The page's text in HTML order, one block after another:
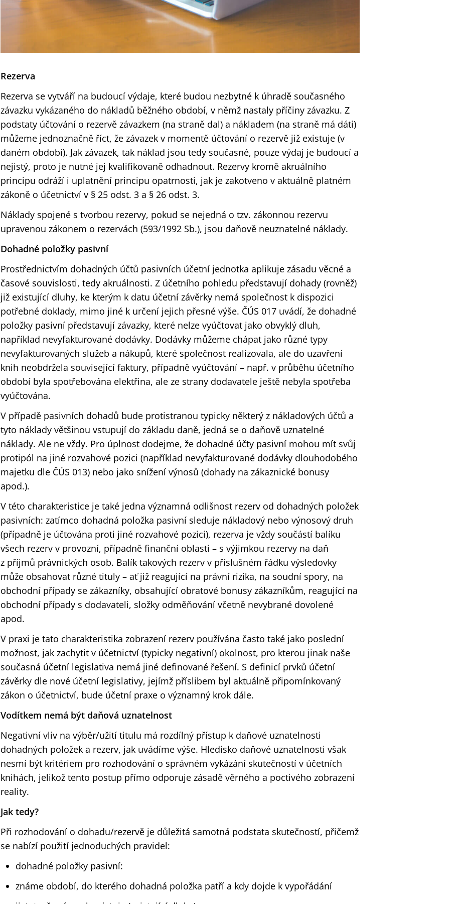
Rezerva
Rezerva se vytváří na budoucí výdaje, které budou nezbytné k úhradě současného
závazku vykázaného do nákladů běžného období, v němž nastaly příčiny závazku. Z
podstaty účtování o rezervě závazkem (na straně dal) a nákladem (na straně má dáti)
můžeme jednoznačně říct, že závazek v momentě účtování o rezervě již existuje (v
daném období). Jak závazek, tak náklad jsou tedy současné, pouze výdaj je budoucí a
nejistý, proto je nutné jej kvalifikovaně odhadnout. Rezervy kromě akruálního
principu odráží i uplatnění principu opatrnosti, jak je zakotveno v aktuálně platném
zákoně o účetnictví v § 25 odst. 3 a § 26 odst. 3.
Náklady spojené s tvorbou rezervy, pokud se nejedná o tzv. zákonnou rezervu
upravenou zákonem o rezervách (593/1992 Sb.), jsou daňově neuznatelné náklady.
Dohadné položky pasivní
Prostřednictvím dohadných účtů pasivních účetní jednotka aplikuje zásadu věcné a
časové souvislosti, tedy akruálnosti. Z účetního pohledu představují dohady (rovněž)
již existující dluhy, ke kterým k datu účetní závěrky nemá společnost k dispozici
potřebné doklady, mimo jiné k určení jejich přesné výše. ČÚS 017 uvádí, že dohadné
položky pasivní představují závazky, které nelze vyúčtovat jako obvyklý dluh,
například nevyfakturované dodávky. Dodávky můžeme chápat jako různé typy
nevyfakturovaných služeb a nákupů, které společnost realizovala, ale do uzavření
knih neobdržela související faktury, případně vyúčtování – např. v průběhu účetního
období byla spotřebována elektřina, ale ze strany dodavatele ještě nebyla spotřeba
vyúčtována.
V případě pasivních dohadů bude protistranou typicky některý z nákladových účtů a
tyto náklady většinou vstupují do základu daně, jedná se o daňově uznatelné
náklady. Ale ne vždy. Pro úplnost dodejme, že dohadné účty pasivní mohou mít svůj
protipól na jiné rozvahové pozici (například nevyfakturované dodávky dlouhodobého
majetku dle ČÚS 013) nebo jako snížení výnosů (dohady na zákaznické bonusy
apod.).
V této charakteristice je také jedna významná odlišnost rezerv od dohadných položek
pasivních: zatímco dohadná položka pasivní sleduje nákladový nebo výnosový druh
(případně je účtována proti jiné rozvahové pozici), rezerva je vždy součástí balíku
všech rezerv v provozní, případně finanční oblasti – s výjimkou rezervy na daň
z příjmů právnických osob. Balík takových rezerv v příslušném řádku výsledovky
může obsahovat různé tituly – ať již reagující na právní rizika, na soudní spory, na
obchodní případy se zákazníky, obsahující obratové bonusy zákazníkům, reagující na
obchodní případy s dodavateli, složky odměňování včetně nevybrané dovolené
apod.
V praxi je tato charakteristika zobrazení rezerv používána často také jako poslední
možnost, jak zachytit v účetnictví (typicky negativní) okolnost, pro kterou jinak naše
současná účetní legislativa nemá jiné definované řešení. S definicí prvků účetní
závěrky dle nové účetní legislativy, jejímž příslibem byl aktuálně připomínkovaný
zákon o účetnictví, bude účetní praxe o významný krok dále.
Vodítkem nemá být daňová uznatelnost
Negativní vliv na výběr/užití titulu má rozdílný přístup k daňové uznatelnosti
dohadných položek a rezerv, jak uvádíme výše. Hledisko daňové uznatelnosti však
nesmí být kritériem pro rozhodování o správném vykázání skutečností v účetních
knihách, jelikož tento postup přímo odporuje zásadě věrného a poctivého zobrazení
reality.
Jak tedy?
Při rozhodování o dohadu/rezervě je důležitá samotná podstata skutečností, přičemž
se nabízí použití jednoduchých pravidel:
dohadné položky pasivní:
známe období, do kterého dohadná položka patří a kdy dojde k vypořádání